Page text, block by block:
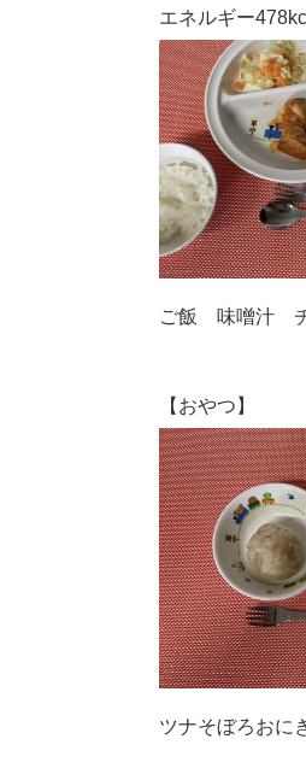
エネルギー
ご飯 味噌汁
【おやつ】
ツナそぼろお